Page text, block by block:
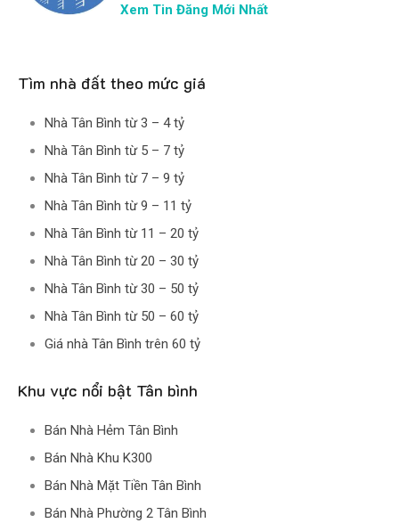
Xem Tin Đăng Mới Nhất
Tìm nhà đất theo mức giá
Nhà Tân Bình từ 3 – 4 tỷ
Nhà Tân Bình từ 5 – 7 tỷ
Nhà Tân Bình từ 7 – 9 tỷ
Nhà Tân Bình từ 9 – 11 tỷ
Nhà Tân Bình từ 11 – 20 tỷ
Nhà Tân Bình từ 20 – 30 tỷ
Nhà Tân Bình từ 30 – 50 tỷ
Nhà Tân Bình từ 50 – 60 tỷ
Giá nhà Tân Bình trên 60 tỷ
Khu vực nổi bật Tân bình
Bán Nhà Hẻm Tân Bình
Bán Nhà Khu K300
Bán Nhà Mặt Tiền Tân Bình
Bán Nhà Phường 2 Tân Bình